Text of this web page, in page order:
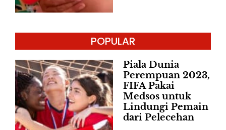
POPULAR
Piala Dunia
Perempuan 2023,
FIFA Pakai
Medsos untuk
Lindungi Pemain
dari Pelecehan